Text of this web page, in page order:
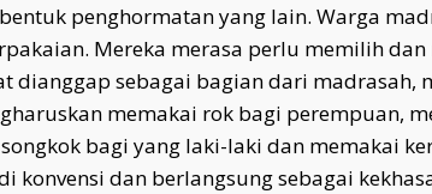
penghormatan yang lain. Warga
Mereka merasa perlu memilih
dianggap sebagai bagian dari madrasah,
memakai rok bagi perempuan,
bagi yang laki-laki dan memakai
konvensi dan berlangsung sebagai